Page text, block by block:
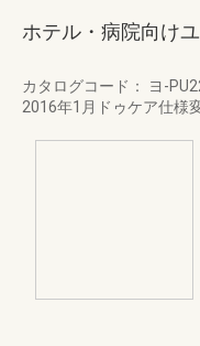
ホテル・病院向け
カタログコード： ヨ-
2016年1月ドゥケア仕様